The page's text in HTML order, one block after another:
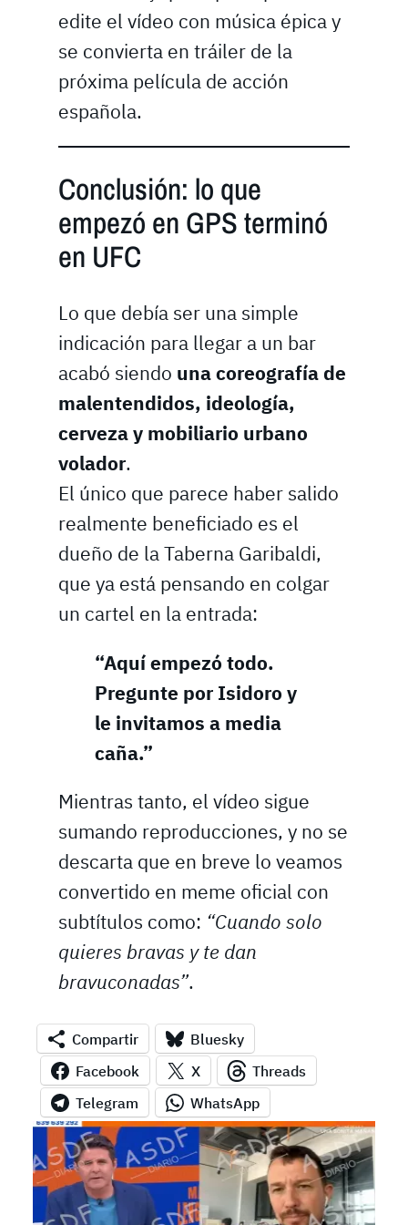
edite el vídeo con música épica y
se convierta en tráiler de la
próxima película de acción
española.
Conclusión: lo que
empezó en GPS terminó
en UFC
Lo que debía ser una simple
indicación para llegar a un bar
acabó siendo una coreografía de
malentendidos, ideología,
cerveza y mobiliario urbano
volador.
El único que parece haber salido
realmente beneficiado es el
dueño de la Taberna Garibaldi,
que ya está pensando en colgar
un cartel en la entrada:
“Aquí empezó todo.
Pregunte por Isidoro y
le invitamos a media
caña.”
Mientras tanto, el vídeo sigue
sumando reproducciones, y no se
descarta que en breve lo veamos
convertido en meme oficial con
subtítulos como: “Cuando solo
quieres bravas y te dan
bravuconadas”.
Compartir
Bluesky
Facebook
X
Threads
Telegram
WhatsApp